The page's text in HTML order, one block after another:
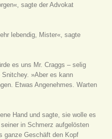
sagte der Advokat
lebendig, Mister«, sagte
es uns Mr. Craggs – selig
»Aber es kann
Etwas Angenehmes. Warten
Hand und sagte, sie wolle es
in Schmerz aufgelösten
ganze Geschäft den Kopf